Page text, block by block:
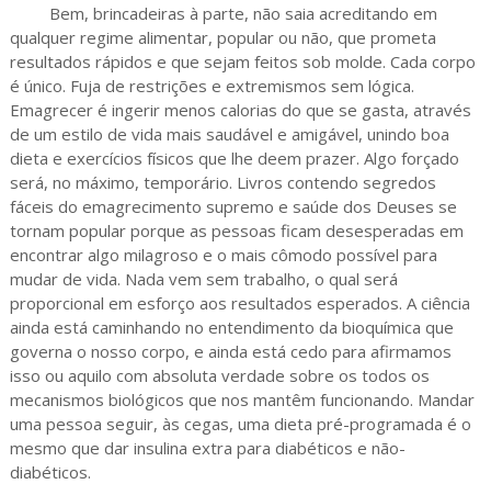
Bem, brincadeiras à parte, não saia acreditando em
qualquer regime alimentar, popular ou não, que prometa
resultados rápidos e que sejam feitos sob molde. Cada corpo
é único. Fuja de restrições e extremismos sem lógica.
Emagrecer é ingerir menos calorias do que se gasta, através
de um estilo de vida mais saudável e amigável, unindo boa
dieta e exercícios físicos que lhe deem prazer. Algo forçado
será, no máximo, temporário. Livros contendo segredos
fáceis do emagrecimento supremo e saúde dos Deuses se
tornam popular porque as pessoas ficam desesperadas em
encontrar algo milagroso e o mais cômodo possível para
mudar de vida. Nada vem sem trabalho, o qual será
proporcional em esforço aos resultados esperados. A ciência
ainda está caminhando no entendimento da bioquímica que
governa o nosso corpo, e ainda está cedo para afirmamos
isso ou aquilo com absoluta verdade sobre os todos os
mecanismos biológicos que nos mantêm funcionando. Mandar
uma pessoa seguir, às cegas, uma dieta pré-programada é o
mesmo que dar insulina extra para diabéticos e não-
diabéticos.